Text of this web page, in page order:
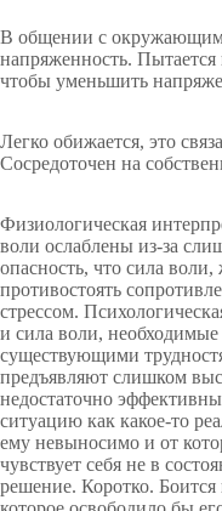
В общении с
напряженность.
чтобы уменьшить
Легко обижается, это
Сосредоточен на
Физиологическая
воли ослаблены из-за
опасность, что сила воли,
противостоять
стрессом.
и сила воли, необходимые
существующими
предъявляют слишком
недостаточно
ситуацию как какое-то
ему невыносимо и от
чувствует себя не в
решение. Коротко.